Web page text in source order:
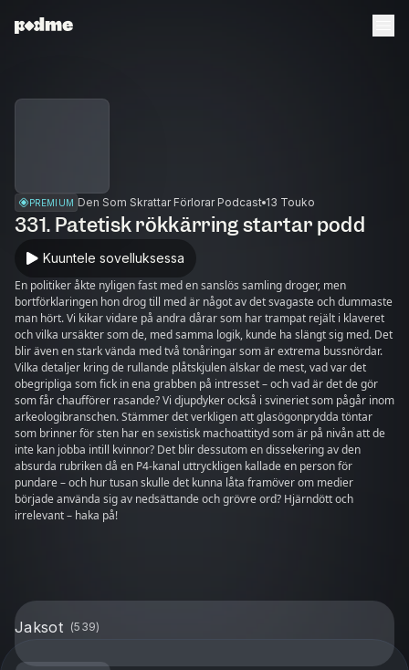
PREMIUM Den Som Skrattar Förlorar Podcast 13 Touko
331. Patetisk rökkärring startar podd
Kuuntele sovelluksessa
En politiker åkte nyligen fast med en sanslös samling droger, men
bortförklaringen hon drog till med är något av det svagaste och dummaste
man hört. Vi kikar vidare på andra dårar som har trampat rejält i klaveret
och vilka ursäkter som de, med samma logik, kunde ha slängt sig med. Det
blir även en stark vända med två tonåringar som är extrema bussnördar.
Vilka detaljer kring de rullande plåtskjulen älskar de mest, vad var det
obegripliga som fick in ena grabben på intresset – och vad är det de gör
som får chaufförer rasande? Vi djupdyker också i svineriet som pågår inom
arkeologibranschen. Stämmer det verkligen att glasögonprydda töntar
som brinner för sten har en sexistisk machoattityd som är på nivån att de
inte kan jobba intill kvinnor? Det blir dessutom en dissekering av den
absurda rubriken då en P4-kanal uttryckligen kallade en person för
pundare – och hur tusan skulle det kunna låta framöver om medier
började använda sig av nedsättande och grövre ord? Hjärndött och
irrelevant – haka på!
Jaksot (539)